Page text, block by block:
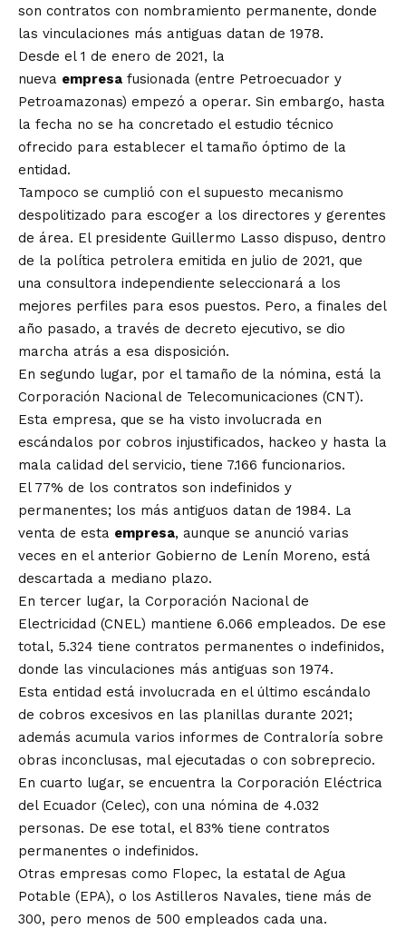
son contratos con nombramiento permanente, donde
las vinculaciones más antiguas datan de 1978.
Desde el 1 de enero de 2021, la
nueva empresa fusionada (entre Petroecuador y
Petroamazonas) empezó a operar. Sin embargo, hasta
la fecha no se ha concretado el estudio técnico
ofrecido para establecer el tamaño óptimo de la
entidad.
Tampoco se cumplió con el supuesto mecanismo
despolitizado para escoger a los directores y gerentes
de área. El presidente Guillermo Lasso dispuso, dentro
de la política petrolera emitida en julio de 2021, que
una consultora independiente seleccionará a los
mejores perfiles para esos puestos. Pero, a finales del
año pasado, a través de decreto ejecutivo, se dio
marcha atrás a esa disposición.
En segundo lugar, por el tamaño de la nómina, está la
Corporación Nacional de Telecomunicaciones (CNT).
Esta empresa, que se ha visto involucrada en
escándalos por cobros injustificados, hackeo y hasta la
mala calidad del servicio, tiene 7.166 funcionarios.
El 77% de los contratos son indefinidos y
permanentes; los más antiguos datan de 1984. La
venta de esta empresa, aunque se anunció varias
veces en el anterior Gobierno de Lenín Moreno, está
descartada a mediano plazo.
En tercer lugar, la Corporación Nacional de
Electricidad (CNEL) mantiene 6.066 empleados. De ese
total, 5.324 tiene contratos permanentes o indefinidos,
donde las vinculaciones más antiguas son 1974.
Esta entidad está involucrada en el último escándalo
de cobros excesivos en las planillas durante 2021;
además acumula varios informes de Contraloría sobre
obras inconclusas, mal ejecutadas o con sobreprecio.
En cuarto lugar, se encuentra la Corporación Eléctrica
del Ecuador (Celec), con una nómina de 4.032
personas. De ese total, el 83% tiene contratos
permanentes o indefinidos.
Otras empresas como Flopec, la estatal de Agua
Potable (EPA), o los Astilleros Navales, tiene más de
300, pero menos de 500 empleados cada una.